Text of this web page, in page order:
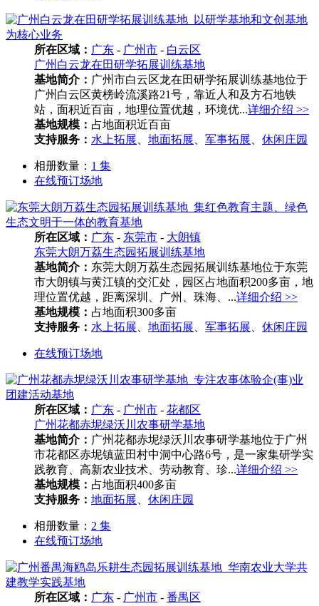
所在区域： 广东 - 广州市 - 白云区
广州白云龙在田研学拓展训练基地
基地简介： 广州市白云区龙在田研学拓展训练基地位于
广州白云区黄榜岭流溪路21号，靠近人和及方石地铁
站，面积近百亩，地理位置优越，环境优...详细介绍 >>
基地规模： 占地面积近百亩
支持服务： 水上拓展 地面拓展 军事拓展 休闲庄园
相册数量： 1 集
在线预订场地
所在区域： 广东 - 东莞市 - 大朗镇
东莞大朗万荔生态园拓展训练基地
基地简介： 东莞大朗万荔生态园拓展训练基地位于东莞
市大朗镇与黄江镇的交汇处，园区占地面积200多亩，地
理位置优越，距离深圳、广州、珠海、...详细介绍 >>
基地规模： 占地面积300多亩
支持服务： 水上拓展 地面拓展 军事拓展 休闲庄园
在线预订场地
所在区域： 广东 - 广州市 - 花都区
广州花都赤坭绿沃川农事研学基地
基地简介： 广州花都赤坭绿沃川农事研学基地位于广州
市花都区赤坭镇蓝田村中洞中心路6号，是一家集研学实
践教育、高新农业技术、劳动教育、珍...详细介绍 >>
基地规模： 占地面积400多亩
支持服务： 地面拓展 休闲庄园
相册数量： 2 集
在线预订场地
所在区域： 广东 - 广州市 - 番禺区